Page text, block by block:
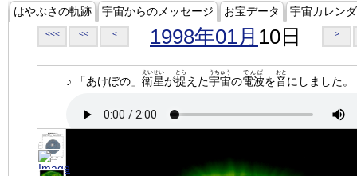
はやぶさの軌跡 宇宙からのメッセージ お宝データ 宇宙カレン
<<< << < 1998年01月 10日 >
♪ 「あけぼの」 衛星
えいせい
が捉
とら
えた宇宙
うちゅう
の電波
でんぱ
を音
おと
にしました。